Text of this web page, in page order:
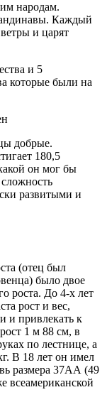
народам.
Каждый
и царят
добрые.
180,5
он мог бы
развитыми и
(отец был
было двое
роста. До 4-х лет
рост и вес,
и привлекать к
1 м 88 см, в
по лестнице, а
В 18 лет он имел
размера 37АА (49
всеамериканской